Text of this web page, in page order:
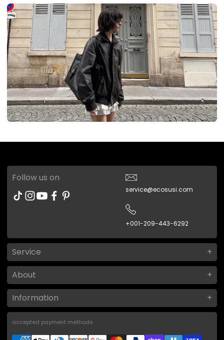
Follow us on
service@ecosusi.com
+001-209-443-6292
Service
About
Information
accepted payment methods